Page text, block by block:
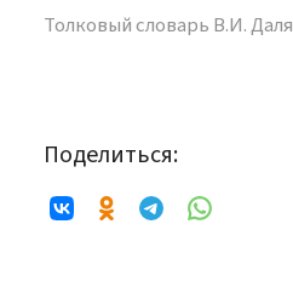
Толковый словарь В.И. Даля
Поделиться: